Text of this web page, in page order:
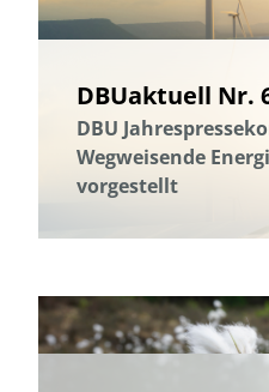
DBUaktuell Nr.
DBU
Wegweisende
vorgestellt